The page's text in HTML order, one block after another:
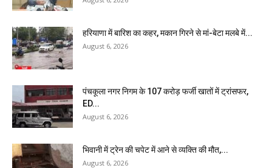
हरियाणा में बारिश का कहर, मकान गिरने से मां-बेटा मलबे में...
August 6, 2026
पंचकूला नगर निगम के ₹107 करोड़ फर्जी खातों में ट्रांसफर,
ED...
August 6, 2026
भिवानी में ट्रेन की चपेट में आने से व्यक्ति की मौत,...
August 6, 2026